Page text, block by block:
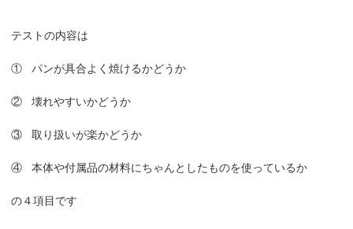
テストの内容は
① パンが具合よく焼けるかどうか
② 壊れやすいかどうか
③ 取り扱いが楽かどうか
④ 本体や付属品の材料にちゃんとしたものを使っているか
の４項目です